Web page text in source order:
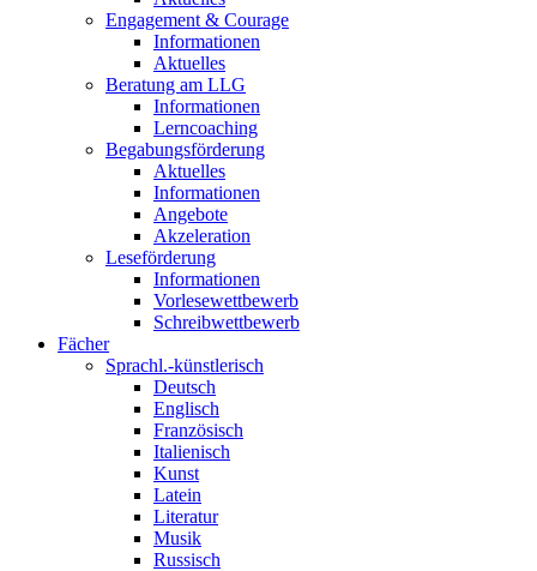
Engagement & Courage
Informationen
Aktuelles
Beratung am LLG
Informationen
Lerncoaching
Begabungsförderung
Aktuelles
Informationen
Angebote
Akzeleration
Leseförderung
Informationen
Vorlesewettbewerb
Schreibwettbewerb
Fächer
Sprachl.-künstlerisch
Deutsch
Englisch
Französisch
Italienisch
Kunst
Latein
Literatur
Musik
Russisch